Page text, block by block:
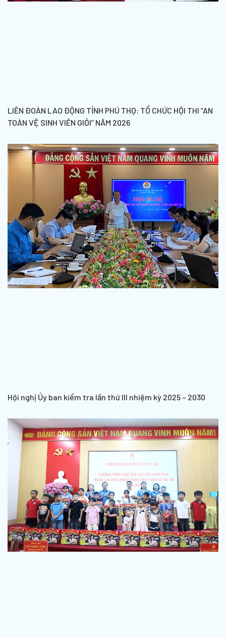
LIÊN ĐOÀN LAO ĐỘNG TỈNH PHÚ THỌ: TỔ CHỨC HỘI THI “AN
TOÀN VỆ SINH VIÊN GIỎI” NĂM 2026
Hội nghị Ủy ban kiểm tra lần thứ III nhiệm kỳ 2025 – 2030